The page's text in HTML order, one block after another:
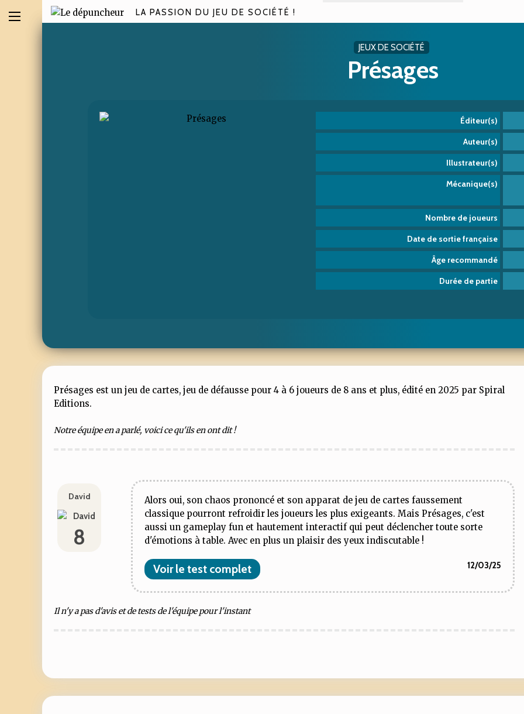
LA PASSION DU JEU DE SOCIÉTÉ !
JEUX DE SOCIÉTÉ
Présages
Éditeur(s)
Auteur(s)
Illustrateur(s)
Mécanique(s)
Nombre de joueurs
Date de sortie française
Âge recommandé
Durée de partie
Présages est un jeu de cartes, jeu de défausse pour 4 à 6 joueurs de 8 ans et plus, édité en 2025 par Spiral
Editions.
Notre équipe en a parlé, voici ce qu'ils en ont dit !
David
8
Alors oui, son chaos prononcé et son apparat de jeu de cartes faussement
classique pourront refroidir les joueurs les plus exigeants. Mais Présages, c'est
aussi un gameplay fun et hautement interactif qui peut déclencher toute sorte
d'émotions à table. Avec en plus un plaisir des yeux indiscutable !
Voir le test complet 12/03/25
Il n'y a pas d'avis et de tests de l'équipe pour l'instant